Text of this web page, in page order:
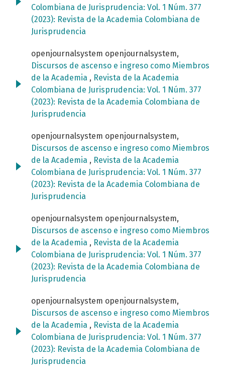
Colombiana de Jurisprudencia: Vol. 1 Núm. 377
(2023): Revista de la Academia Colombiana de
Jurisprudencia
openjournalsystem openjournalsystem,
Discursos de ascenso e ingreso como Miembros
de la Academia , Revista de la Academia
Colombiana de Jurisprudencia: Vol. 1 Núm. 377
(2023): Revista de la Academia Colombiana de
Jurisprudencia
openjournalsystem openjournalsystem,
Discursos de ascenso e ingreso como Miembros
de la Academia , Revista de la Academia
Colombiana de Jurisprudencia: Vol. 1 Núm. 377
(2023): Revista de la Academia Colombiana de
Jurisprudencia
openjournalsystem openjournalsystem,
Discursos de ascenso e ingreso como Miembros
de la Academia , Revista de la Academia
Colombiana de Jurisprudencia: Vol. 1 Núm. 377
(2023): Revista de la Academia Colombiana de
Jurisprudencia
openjournalsystem openjournalsystem,
Discursos de ascenso e ingreso como Miembros
de la Academia , Revista de la Academia
Colombiana de Jurisprudencia: Vol. 1 Núm. 377
(2023): Revista de la Academia Colombiana de
Jurisprudencia